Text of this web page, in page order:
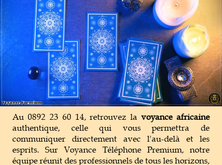
Outils de Voyance
Tarot & Oracle
Au 0892 23 60 14, retrouvez lavoyance africaine
authentique, celle qui vous permettra de
communiquer directement avec l'au-delà et les
esprits. Sur Voyance Téléphone Premium, notre
équipe réunit des professionnels de tous les horizons,